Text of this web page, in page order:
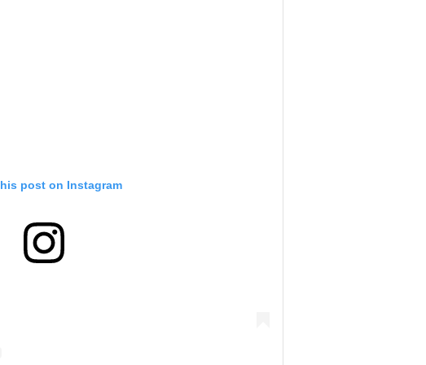
post on Instagram